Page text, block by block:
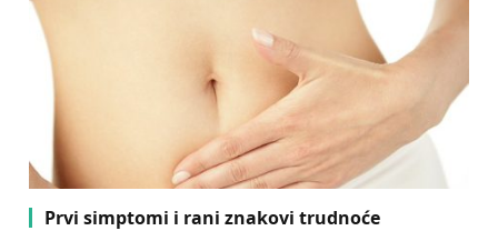
Prvi simptomi i rani znakovi trudnoće